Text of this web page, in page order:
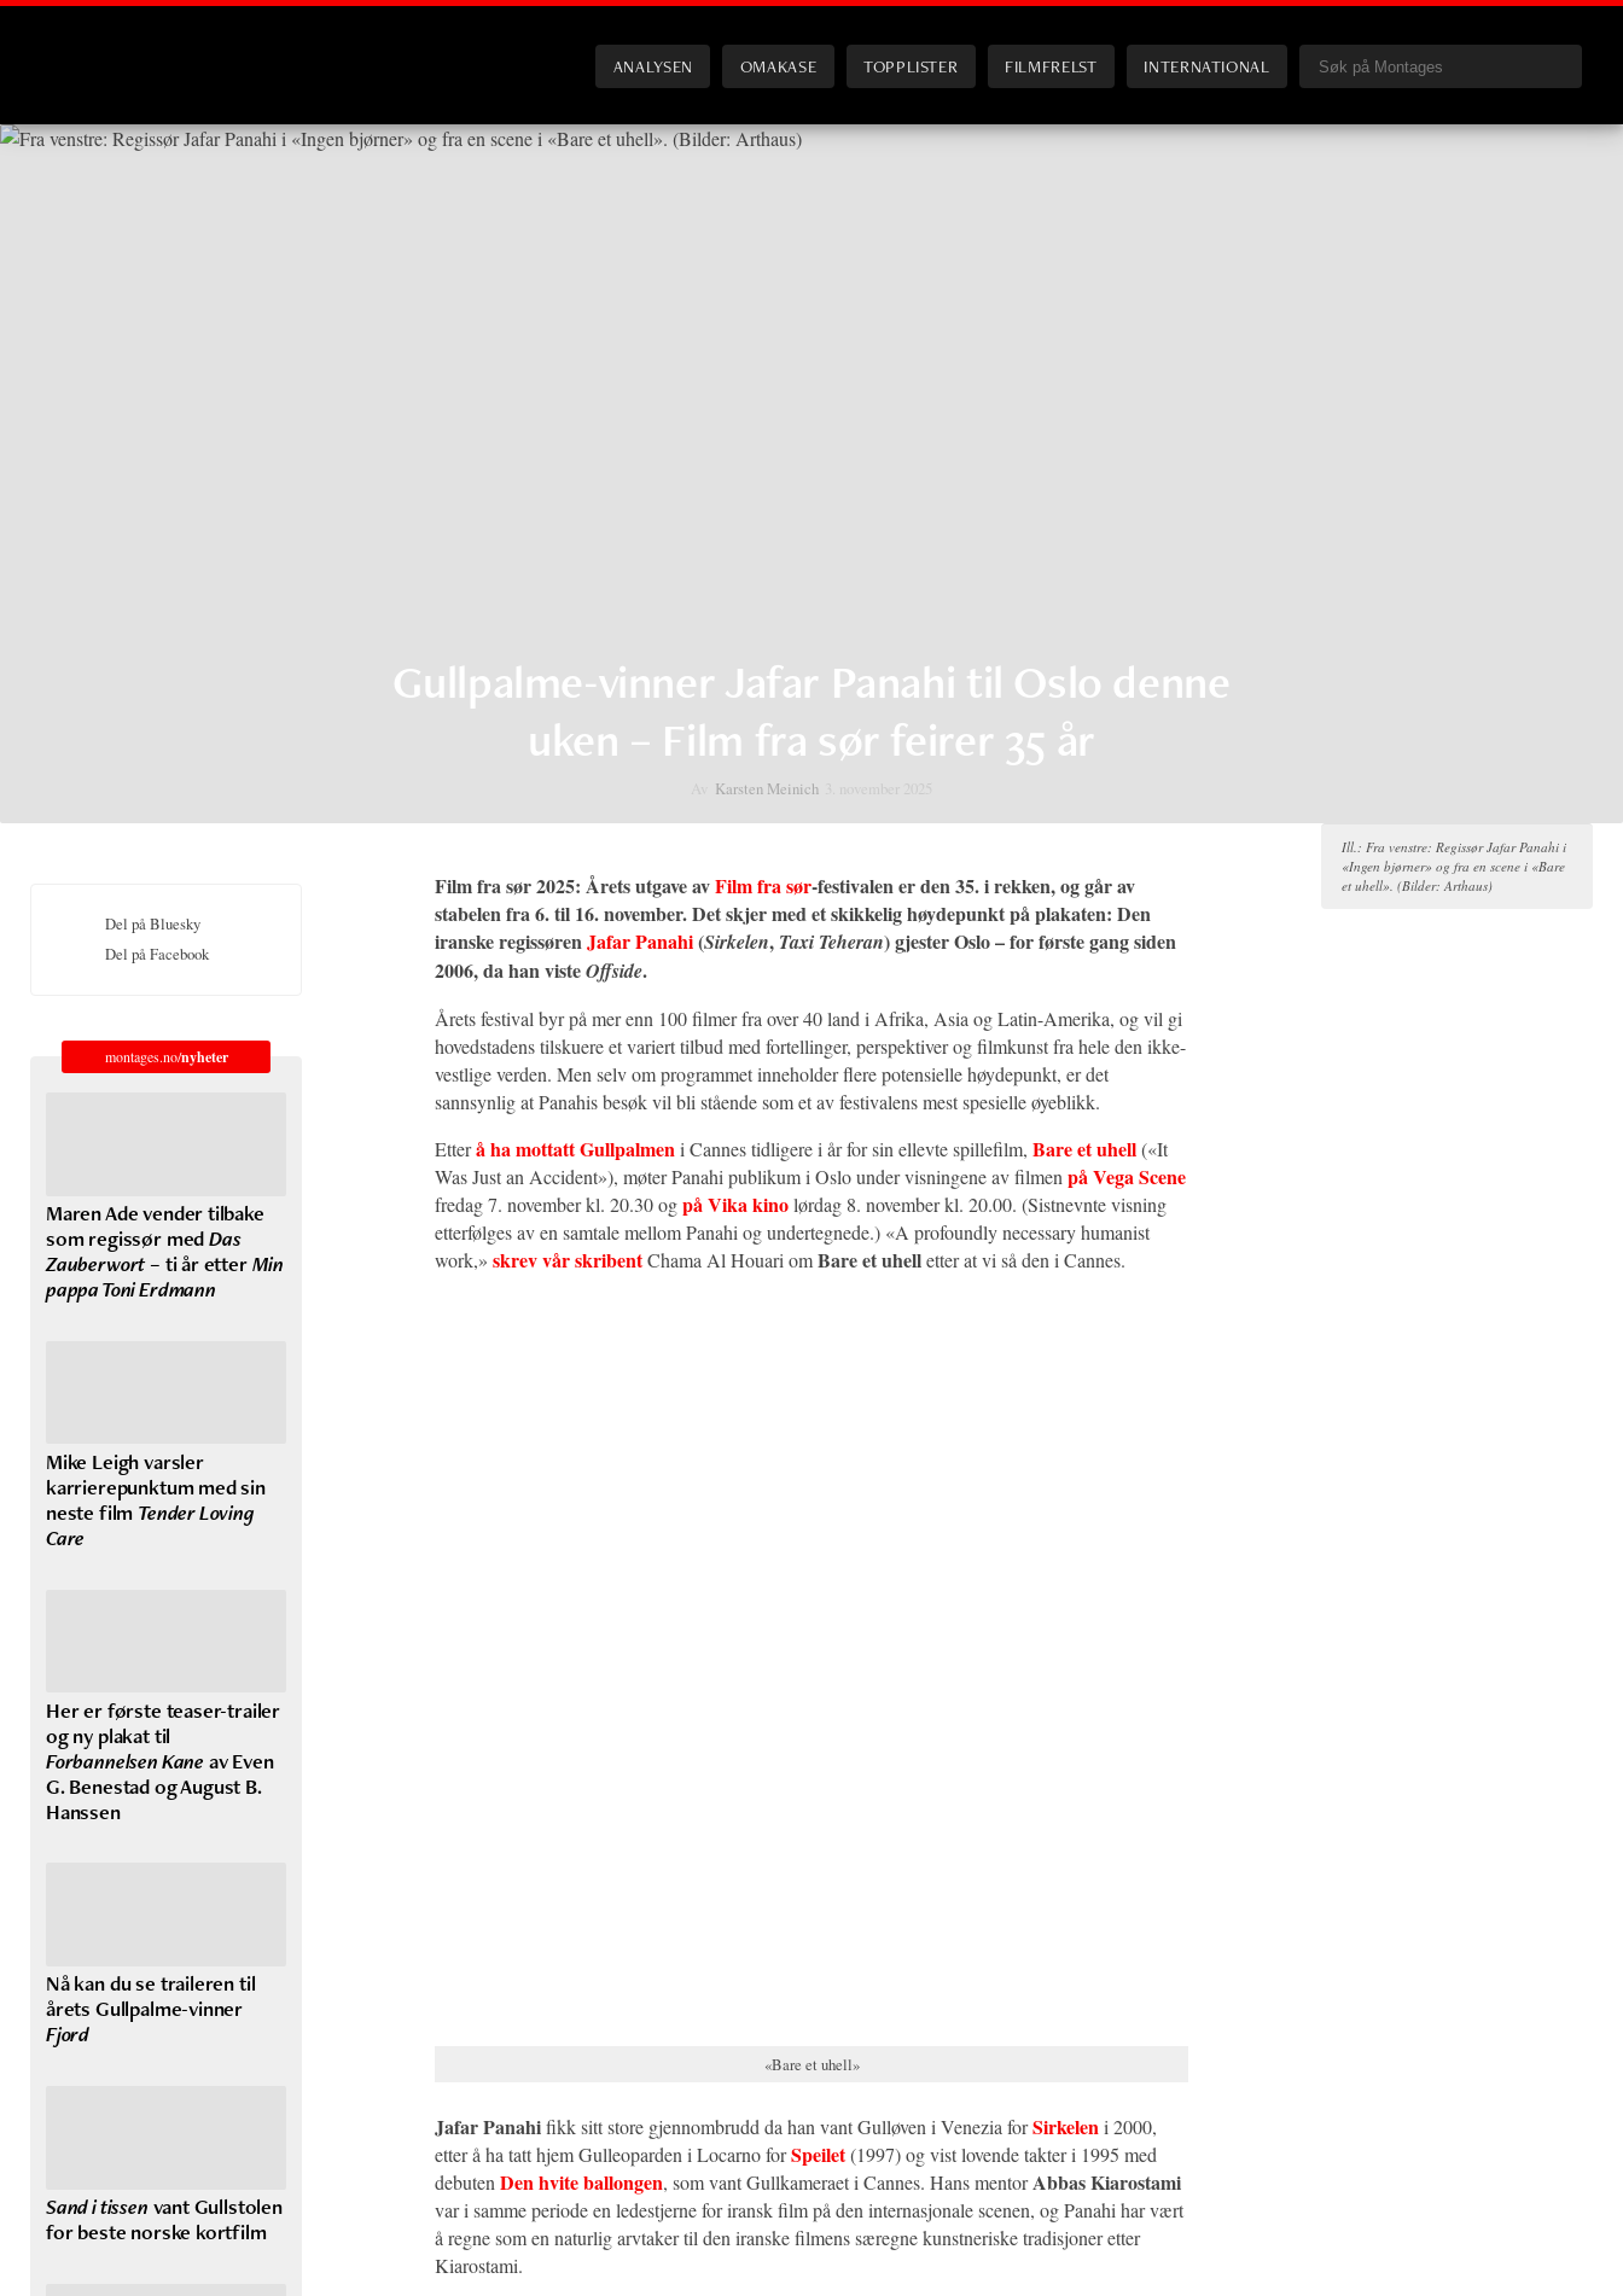
ANALYSEN OMAKASE TOPPLISTER FILMFRELST INTERNATIONAL
Gullpalme-vinner Jafar Panahi til Oslo denne
uken – Film fra sør feirer 35 år
Karsten Meinich
Film fra sør 2025: Årets utgave avFilm fra sør-festivalen er den 35. i rekken, og går av
stabelen fra 6. til 16. november. Det skjer med et skikkelig høydepunkt på plakaten: Den
iranske regissørenJafar Panahi(Sirkelen, Taxi Teheran) gjester Oslo – for første gang siden
2006, da han visteOffside.
Årets festival byr på mer enn 100 filmer fra over 40 land i Afrika, Asia og Latin-Amerika, og vil gi
hovedstadens tilskuere et variert tilbud med fortellinger, perspektiver og filmkunst fra hele den ikke-
vestlige verden. Men selv om programmet inneholder flere potensielle høydepunkt, er det
sannsynlig at Panahis besøk vil bli stående som et av festivalens mest spesielle øyeblikk.
Etterå ha mottatt Gullpalmeni Cannes tidligere i år for sin ellevte spillefilm, Bare et uhell(«It
Was Just an Accident»), møter Panahi publikum i Oslo under visningene av filmen på Vega Scene
fredag 7. november kl. 20.30 ogpå Vika kinolørdag 8. november kl. 20.00. (Sistnevnte visning
etterfølges av en samtale mellom Panahi og undertegnede.) «A profoundly necessary humanist
work,» skrev vår skribentChama Al Houari omBare et uhelletter at vi så den i Cannes.
«Bare et uhell»
Jafar Panahifikk sitt store gjennombrudd da han vant Gulløven i Venezia forSirkeleni 2000,
etter å ha tatt hjem Gulleoparden i Locarno forSpeilet(1997) og vist lovende takter i 1995 med
debuten Den hvite ballongen, som vant Gullkameraet i Cannes. Hans mentorAbbas Kiarostami
var i samme periode en ledestjerne for iransk film på den internasjonale scenen, og Panahi har vært
å regne som en naturlig arvtaker til den iranske filmens særegne kunstneriske tradisjoner etter
Kiarostami.
Del på Bluesky
Del på Facebook
montages.no/nyheter
Maren Ade vender tilbake
som regissør medDas
Zauberwort– ti år etterMin
pappa Toni Erdmann
Mike Leigh varsler
karrierepunktum med sin
neste film Tender Loving
Care
Her er første teaser-trailer
og ny plakat til
Forbannelsen Kane av Even
G. Benestad og August B.
Hanssen
Nå kan du se traileren til
årets Gullpalme-vinner
Fjord
Sand i tissen vant Gullstolen
for beste norske kortfilm
Ill.: Fra venstre: Regissør Jafar Panahi i
«Ingen bjørner» og fra en scene i «Bare
et uhell». (Bilder: Arthaus)